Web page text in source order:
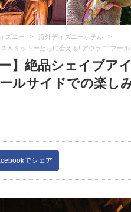
ズニー > 海外ディズニーホテル >
＆ミッキーたちに会える! アウラニ“プー
】絶品シェイブア
ルサイドでの楽し
でシェア